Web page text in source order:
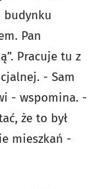
budynku
Pan
Pracuje tu z
- Sam
- wspomina. -
że to był
mieszkań -